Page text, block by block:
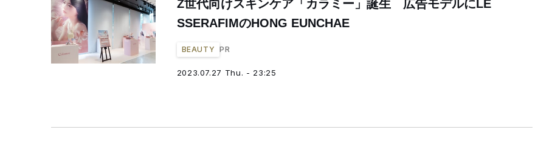
Z世代向けスキンケア「カラミー」誕生 広告モデルにLE
SSERAFIMのHONG EUNCHAE
BEAUTY PR
2023.07.27 Thu. - 23:25